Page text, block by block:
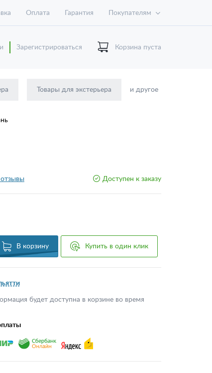
Оплата Гарантия Покупателям
Зарегистрироваться Корзина пуста
Товары для экстерьера и другое
Доступен к заказу
В корзину Купить в один клик
будет доступна в корзине во время